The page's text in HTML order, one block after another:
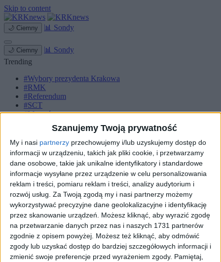
Szanujemy Twoją prywatność
My i nasi partnerzy przechowujemy i/lub uzyskujemy dostęp do
informacji w urządzeniu, takich jak pliki cookie, i przetwarzamy
dane osobowe, takie jak unikalne identyfikatory i standardowe
informacje wysyłane przez urządzenie w celu personalizowania
reklam i treści, pomiaru reklam i treści, analizy audytorium i
rozwój usług. Za Twoją zgodą my i nasi partnerzy możemy
wykorzystywać precyzyjne dane geolokalizacyjne i identyfikację
przez skanowanie urządzeń. Możesz kliknąć, aby wyrazić zgodę
na przetwarzanie danych przez nas i naszych 1731 partnerów
zgodnie z opisem powyżej. Możesz też kliknąć, aby odmówić
zgody lub uzyskać dostęp do bardziej szczegółowych informacji i
zmienić swoje preferencje przed wyrażeniem zgody. Pamiętaj,
Skip to content
🌙 Ciemny 📊 Sondy
🌙 Ciemny 📊 Sondy
Trending
#Wybory prezydenta Krakowa
#RMK
#Referendum
#SCT
#Marcyś
Strona główna
Miasto
Komunikacja
Zieleń
Inwestycje
Biznes
Sport
Kultura
Małopolska
Kryminalne
Tag #kosmiczna cena za plac zabaw
#kosmiczna cena za plac zabaw